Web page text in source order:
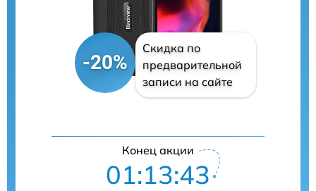
-20%
Скидка по
предварительной
записи на сайте
Конец акции
01:13:41